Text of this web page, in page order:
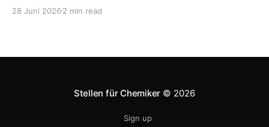
entwickeln. Diese Strategie ist von Toyota bekannt,
28 Juni 2026 2 min read
Stellen für Chemiker © 2026
Sign up